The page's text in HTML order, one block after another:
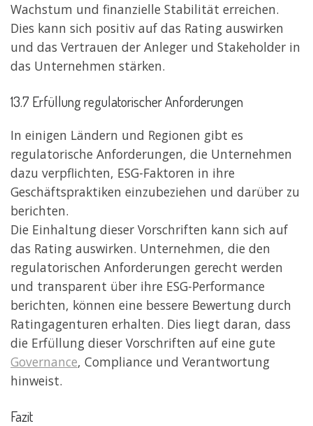
Wachstum und finanzielle Stabilität erreichen.
Dies kann sich positiv auf das Rating auswirken
und das Vertrauen der Anleger und Stakeholder in
das Unternehmen stärken.
13.7 Erfüllung regulatorischer Anforderungen
In einigen Ländern und Regionen gibt es
regulatorische Anforderungen, die Unternehmen
dazu verpflichten, ESG-Faktoren in ihre
Geschäftspraktiken einzubeziehen und darüber zu
berichten.
Die Einhaltung dieser Vorschriften kann sich auf
das Rating auswirken. Unternehmen, die den
regulatorischen Anforderungen gerecht werden
und transparent über ihre ESG-Performance
berichten, können eine bessere Bewertung durch
Ratingagenturen erhalten. Dies liegt daran, dass
die Erfüllung dieser Vorschriften auf eine gute
Governance, Compliance und Verantwortung
hinweist.
Fazit